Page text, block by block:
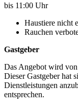
bis 11:00 Uhr
Haustiere nicht
Rauchen
Gastgeber
Das Angebot wird
Dieser Gastgeber hat
Dienstleistungen
entsprechen.